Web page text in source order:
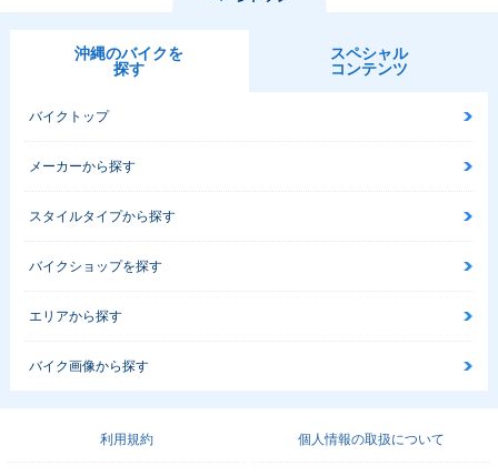
沖縄のバイクを
探す
スペシャル
コンテンツ
バイクトップ
メーカーから探す
スタイルタイプから探す
バイクショップを探す
エリアから探す
バイク画像から探す
利用規約 個人情報の取扱について